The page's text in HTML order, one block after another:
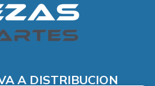
A DISTRIBUCION